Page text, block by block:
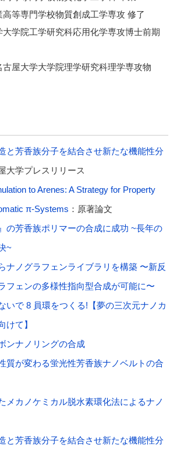
高等専門学校物質創成工学専攻 修了
大学院工学研究科応用化学専攻博士前期
古屋大学大学院理学研究科理学専攻物
と芳香族分子を結合させ新たな機能性分
大学プレスリリース
to Arenes: A Strategy for Property
π-Systems ：原著論文
の芳香族ポリマーの合成に成功 ~長年の
~
ナノグラフェンライブラリを構築 〜新反
フェンの多様性指向型合成が可能に〜
いで 8 員環をつくる!【夢の三次元ナノカ
けて】
ンナノリングの合成
質が変わる蛍光性芳香族ナノベルトの合
メカノケミカル脱水素環化法によるナノ
と芳香族分子を結合させ新たな機能性分